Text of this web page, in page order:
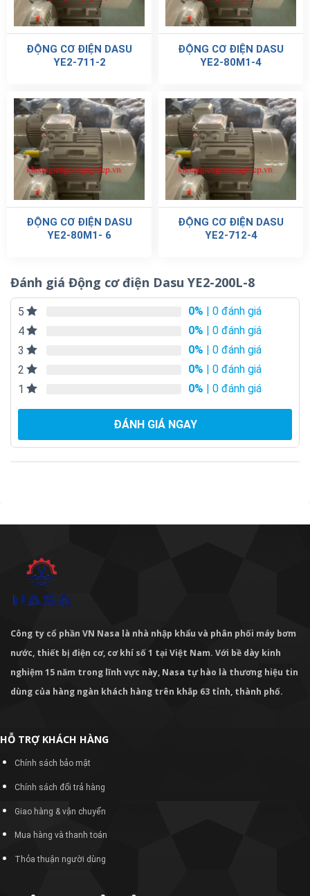
ĐỘNG CƠ ĐIỆN DASU
YE2-711-2
ĐỘNG CƠ ĐIỆN DASU
YE2-80M1-4
ĐỘNG CƠ ĐIỆN DASU
YE2-80M1- 6
ĐỘNG CƠ ĐIỆN DASU
YE2-712-4
Đánh giá Động cơ điện Dasu YE2-200L-8
5 0% | 0 đánh giá
4
0% | 0 đánh giá
3
0% | 0 đánh giá
2
0% | 0 đánh giá
1
0% | 0 đánh giá
ĐÁNH GIÁ NGAY
Công ty cổ phần VN Nasa là nhà nhập khẩu và phân phối máy bơm
nước, thiết bị điện cơ, cơ khí số 1 tại Việt Nam. Với bề dày kinh
nghiệm 15 năm trong lĩnh vực này, Nasa tự hào là thương hiệu tin
dùng của hàng ngàn khách hàng trên khắp 63 tỉnh, thành phố.
HỖ TRỢ KHÁCH HÀNG
Chính sách bảo mật
Chính sách đổi trả hàng
Giao hàng & vận chuyển
Mua hàng và thanh toán
Thỏa thuận người dùng